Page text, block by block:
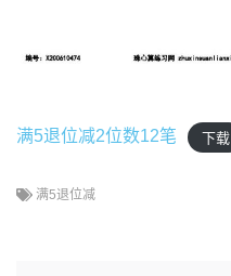
满5退位减2位数12笔 下载
满5退位减